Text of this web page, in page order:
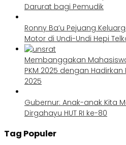
Darurat bagi Pemudik
Ronny Ba’u Pejuang
Motor di Undi-Undi Hepi
Membanggakan
PKM 2025 dengan Hadirkan
2025
Gubernur: Anak-anak Kita
Dirgahayu HUT RI ke-80
Tag Populer